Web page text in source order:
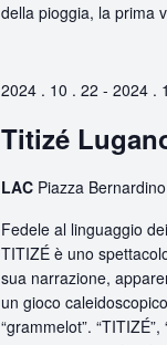
della pioggia, la prima
2024 . 10 . 22 - 2024 .
Titizé
LAC Piazza
Fedele al linguaggio
TITIZÉ è uno
sua narrazione,
un gioco
“grammelot”.